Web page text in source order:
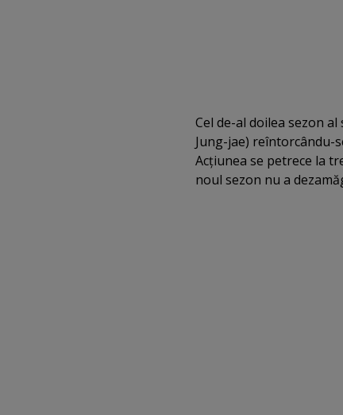
Cel de-al doilea sezon
Jung-jae) reîntorcându-
Acţiunea se petrece la
noul sezon nu a